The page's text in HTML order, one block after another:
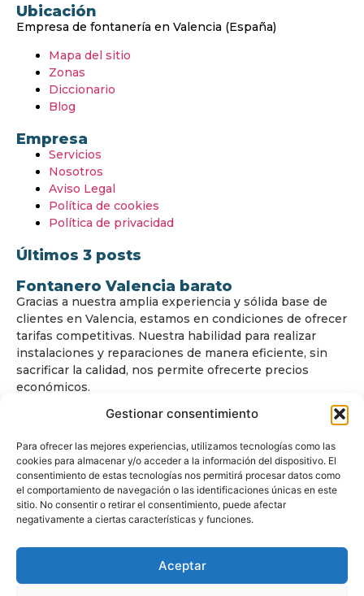
Gestionar consentimiento
Para ofrecer las mejores experiencias, utilizamos tecnologías como las
cookies para almacenar y/o acceder a la información del dispositivo. El
consentimiento de estas tecnologías nos permitirá procesar datos como
el comportamiento de navegación o las identificaciones únicas en este
sitio. No consentir o retirar el consentimiento, puede afectar
negativamente a ciertas características y funciones.
Aceptar
Ubicación
Empresa de fontanería en Valencia (España)
Mapa del sitio
Zonas
Diccionario
Blog
Empresa
Servicios
Nosotros
Aviso Legal
Política de cookies
Política de privacidad
Últimos 3 posts
Fontanero Valencia barato
Gracias a nuestra amplia experiencia y sólida base de
clientes en Valencia, estamos en condiciones de ofrecer
tarifas competitivas. Nuestra habilidad para realizar
instalaciones y reparaciones de manera eficiente, sin
sacrificar la calidad, nos permite ofrecerte precios
económicos.
© Copyrightwww.fontanerovalencia24.com